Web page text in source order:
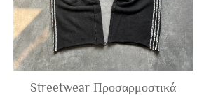
Streetwear Προσαρμοστικά